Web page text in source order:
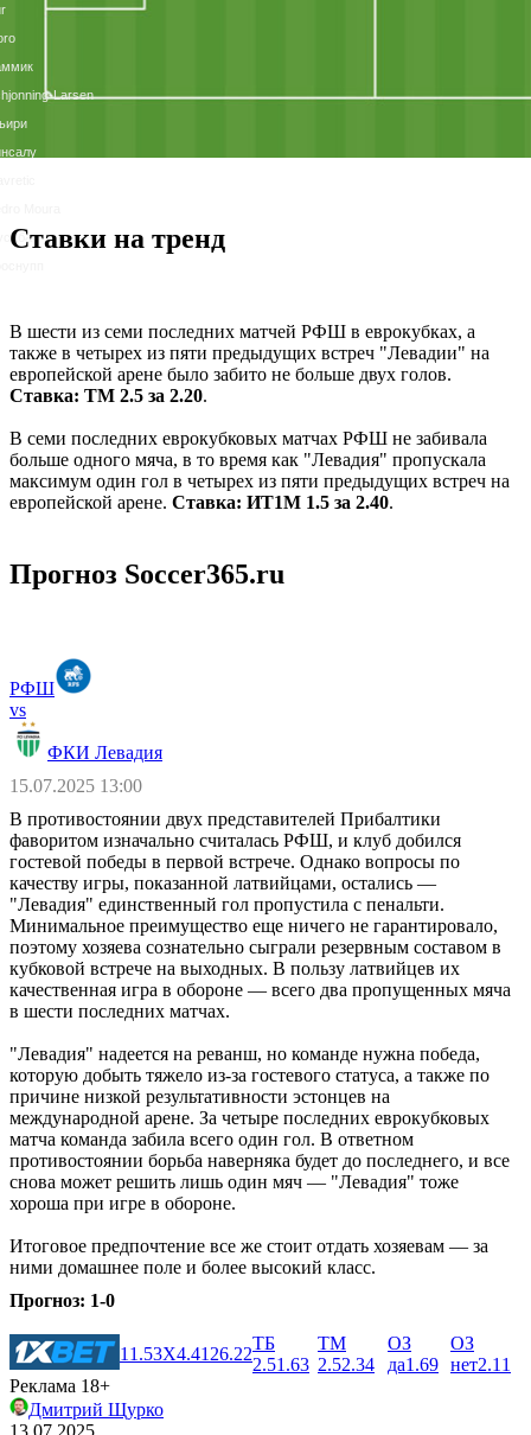
Larsen
Ставки на тренд
В шести из семи последних матчей РФШ в еврокубках, а
также в четырех из пяти предыдущих встреч "Левадии" на
европейской арене было забито не больше двух голов.
Ставка: ТМ 2.5 за 2.20.
В семи последних еврокубковых матчах РФШ не забивала
больше одного мяча, в то время как "Левадия" пропускала
максимум один гол в четырех из пяти предыдущих встреч на
европейской арене. Ставка: ИТ1М 1.5 за 2.40.
Прогноз Soccer365.ru
РФШ
vs
ФКИ Левадия
15.07.2025 13:00
В противостоянии двух представителей Прибалтики
фаворитом изначально считалась РФШ, и клуб добился
гостевой победы в первой встрече. Однако вопросы по
качеству игры, показанной латвийцами, остались ―
"Левадия" единственный гол пропустила с пенальти.
Минимальное преимущество еще ничего не гарантировало,
поэтому хозяева сознательно сыграли резервным составом в
кубковой встрече на выходных. В пользу латвийцев их
качественная игра в обороне ― всего два пропущенных мяча
в шести последних матчах.
"Левадия" надеется на реванш, но команде нужна победа,
которую добыть тяжело из-за гостевого статуса, а также по
причине низкой результативности эстонцев на
международной арене. За четыре последних еврокубковых
матча команда забила всего один гол. В ответном
противостоянии борьба наверняка будет до последнего, и все
снова может решить лишь один мяч ― "Левадия" тоже
хороша при игре в обороне.
Итоговое предпочтение все же стоит отдать хозяевам ― за
ними домашнее поле и более высокий класс.
Прогноз: 1-0
1 1.53X4.41 26.22
ТБ
2.51.63
ТМ
2.52.34
ОЗ
да1.69
ОЗ
нет2.11
Реклама 18+
Дмитрий Щурко